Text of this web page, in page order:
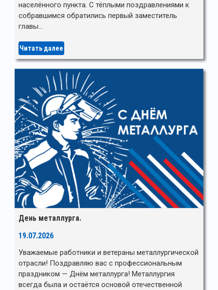
населённого пункта. С тёплыми поздравлениями к
собравшимся обратились первый заместитель
главы…
Читать далее
День металлурга.
19.07.2026
Уважаемые работники и ветераны металлургической
отрасли! Поздравляю вас с профессиональным
праздником — Днём металлурга! Металлургия
всегда была и остаётся основой отечественной